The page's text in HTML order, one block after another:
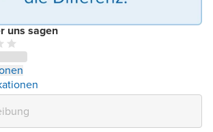
uns sagen